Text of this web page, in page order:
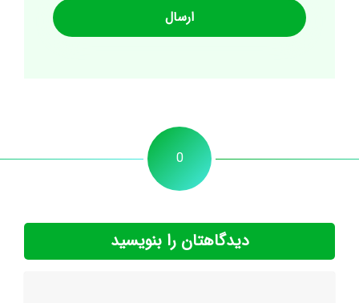
0
دیدگاهتان را بنویسید